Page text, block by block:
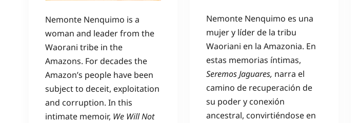
Nemonte Nenquimo is a
woman and leader from the
Waorani tribe in the
Amazons. For decades the
Amazon’s people have been
subject to deceit, exploitation
and corruption. In this
intimate memoir, We Will Not
Nemonte Nenquimo es una
mujer y líder de la tribu
Waoriani en la Amazonia. En
estas memorias íntimas,
Seremos Jaguares, narra el
camino de recuperación de
su poder y conexión
ancestral, convirtiéndose en